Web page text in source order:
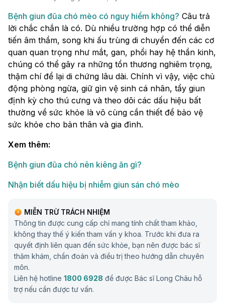
Bệnh giun đũa chó mèo có nguy hiểm không? Câu trả
lời chắc chắn là có. Dù nhiều trường hợp có thể diễn
tiến âm thầm, song khi ấu trùng di chuyển đến các cơ
quan quan trọng như mắt, gan, phổi hay hệ thần kinh,
chúng có thể gây ra những tổn thương nghiêm trọng,
thậm chí để lại di chứng lâu dài. Chính vì vậy, việc chủ
động phòng ngừa, giữ gìn vệ sinh cá nhân, tẩy giun
định kỳ cho thú cưng và theo dõi các dấu hiệu bất
thường về sức khỏe là vô cùng cần thiết để bảo vệ
sức khỏe cho bản thân và gia đình.
Xem thêm:
Bệnh giun đũa chó nên kiêng ăn gì​?
Nhận biết dấu hiệu bị nhiễm giun sán chó mèo
MIỄN TRỪ TRÁCH NHIỆM
Thông tin được cung cấp chỉ mang tính chất tham khảo,
không thay thế ý kiến tham vấn y khoa. Trước khi đưa ra
quyết định liên quan đến sức khỏe, bạn nên được bác sĩ
thăm khám, chẩn đoán và điều trị theo hướng dẫn chuyên
môn.
Liên hệ hotline 1800 6928 để được Bác sĩ Long Châu hỗ
trợ nếu cần được tư vấn.